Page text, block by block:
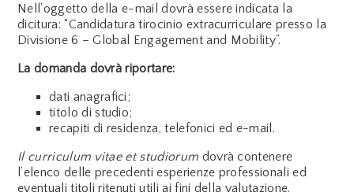
Nell’oggetto della e-mail dovrà essere indicata la
dicitura: “Candidatura tirocinio extracurriculare presso la
Divisione 6 – Global Engagement and Mobility”.
La domanda dovrà riportare:
dati anagrafici;
titolo di studio;
recapiti di residenza, telefonici ed e-mail.
Il curriculum vitae et studiorum dovrà contenere
l’elenco delle precedenti esperienze professionali ed
eventuali titoli ritenuti utili ai fini della valutazione.